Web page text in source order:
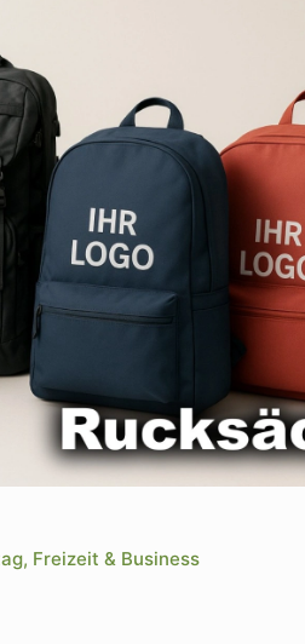
Freizeit & Business